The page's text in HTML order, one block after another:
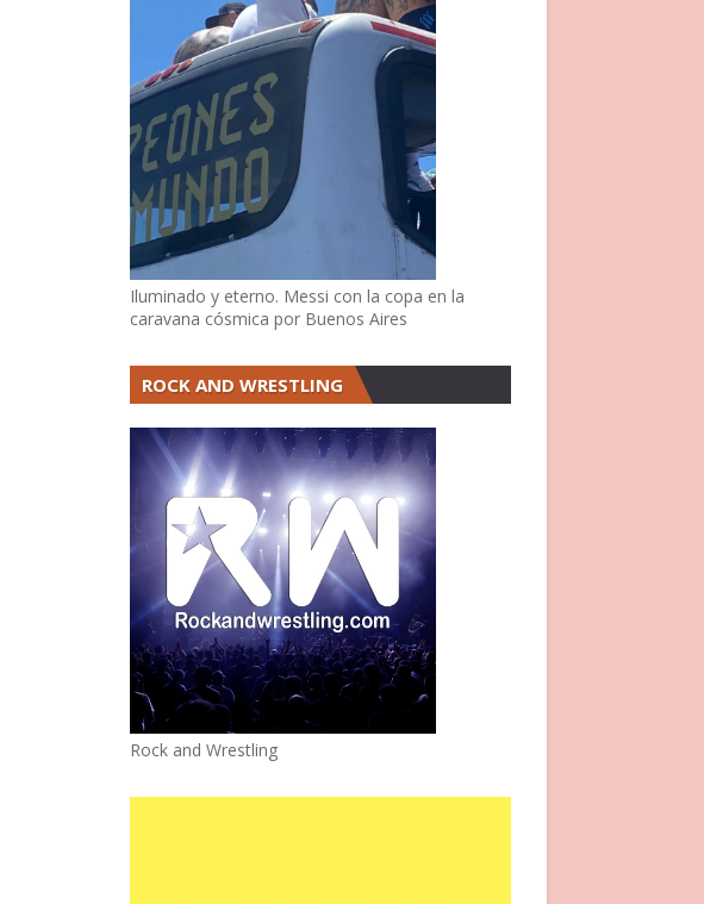
Iluminado y eterno. Messi con la copa en la
caravana cósmica por Buenos Aires
ROCK AND WRESTLING
Rock and Wrestling